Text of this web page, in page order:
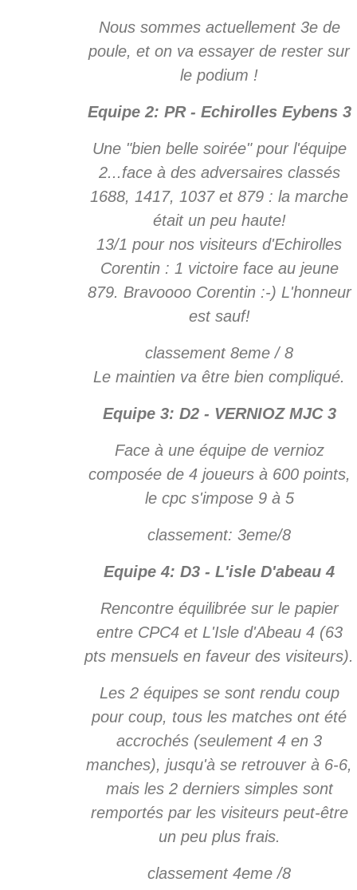
Nous sommes actuellement 3e de
poule, et on va essayer de rester sur
le podium !
Equipe 2: PR - Echirolles Eybens 3
Une "bien belle soirée" pour l'équipe
2...face à des adversaires classés
1688, 1417, 1037 et 879 : la marche
était un peu haute!
13/1 pour nos visiteurs d'Echirolles
Corentin : 1 victoire face au jeune
879. Bravoooo Corentin :-) L'honneur
est sauf!
classement 8eme / 8
Le maintien va être bien compliqué.
Equipe 3: D2 - VERNIOZ MJC 3
Face à une équipe de vernioz
composée de 4 joueurs à 600 points,
le cpc s'impose 9 à 5
classement: 3eme/8
Equipe 4: D3 - L'isle D'abeau 4
Rencontre équilibrée sur le papier
entre CPC4 et L'Isle d'Abeau 4 (63
pts mensuels en faveur des visiteurs).
Les 2 équipes se sont rendu coup
pour coup, tous les matches ont été
accrochés (seulement 4 en 3
manches), jusqu'à se retrouver à 6-6,
mais les 2 derniers simples sont
remportés par les visiteurs peut-être
un peu plus frais.
classement 4eme /8